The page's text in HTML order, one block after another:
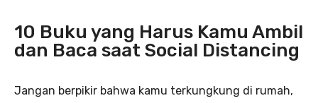
10 Buku yang Harus Kamu Ambil
dan Baca saat Social Distancing
Jangan berpikir bahwa kamu terkungkung di rumah,